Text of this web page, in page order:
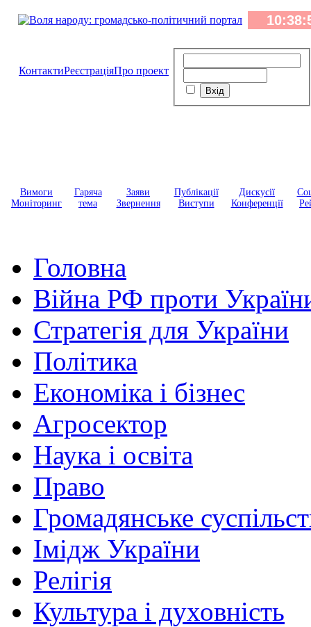
КонтактиРеєстраціяПро проект
Вимоги
Моніторинг
Гаряча
тема
Заяви
Звернення
Публікації
Виступи
Дискусії
Конференції
Головна
Війна РФ проти
Стратегія для України
Політика
Економіка і бізнес
Агросектор
Наука і освіта
Право
Громадянське
Імідж України
Релігія
Культура і духовність